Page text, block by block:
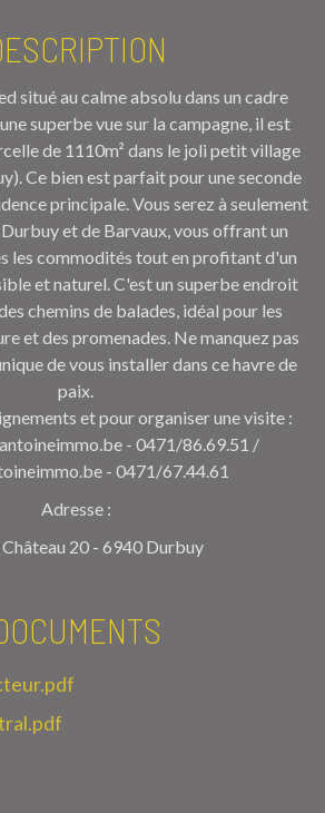
situé au calme absolu dans un cadre
superbe vue sur la campagne, il est
de 1110m² dans le joli petit village
Ce bien est parfait pour une seconde
principale. Vous serez à seulement
et de Barvaux, vous offrant un
les commodités tout en profitant d'un
et naturel. C'est un superbe endroit
chemins de balades, idéal pour les
et des promenades. Ne manquez pas
de vous installer dans ce havre de
paix.
et pour organiser une visite :
- 0471/86.69.51 /
- 0471/67.44.61
Adresse :
Château 20 - 6940 Durbuy